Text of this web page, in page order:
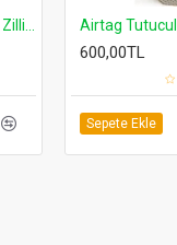
700,00TL
Sepete Ekle